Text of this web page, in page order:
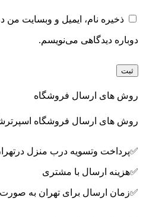
ذخیره نام، ایمیل و وبسایت من
دوباره دیدگاهی می‌نویسم.
روش های ارسال فروشگاه
روش های ارسال فروشگاه
✅پرداخت وتسویه درب منزل
✅هزینه ارسال با مشتری
✅زمان ارسال برای تهران به